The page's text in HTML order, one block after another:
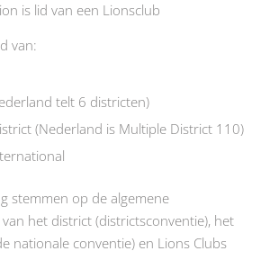
is lid van een Lionsclub
van:
telt 6 districten)
(Nederland is Multiple District 110)
stemmen op de algemene
het district (districtsconventie), het
nationale conventie) en Lions Clubs